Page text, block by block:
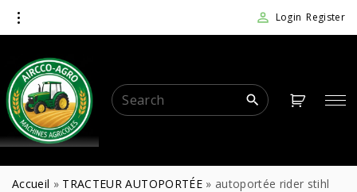
Login Register
Accueil » TRACTEUR AUTOPORTÉE» autoportée rider stihl